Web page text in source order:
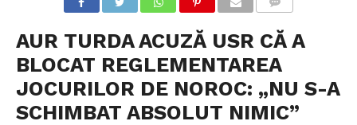
AUR TURDA ACUZĂ USR CĂ A
BLOCAT REGLEMENTAREA
JOCURILOR DE NOROC: „NU S-A
SCHIMBAT ABSOLUT NIMIC”